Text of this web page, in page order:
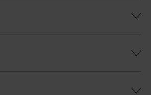
dodávka je